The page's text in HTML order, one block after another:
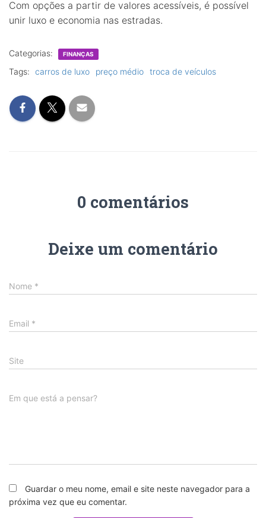
Com opções a partir de valores acessíveis, é possível
unir luxo e economia nas estradas.
Categorias: FINANÇAS
Tags: carros de luxo preço médio troca de veículos
0 comentários
Deixe um comentário
Nome *
Email *
Site
Em que está a pensar?
Guardar o meu nome, email e site neste navegador para a
próxima vez que eu comentar.